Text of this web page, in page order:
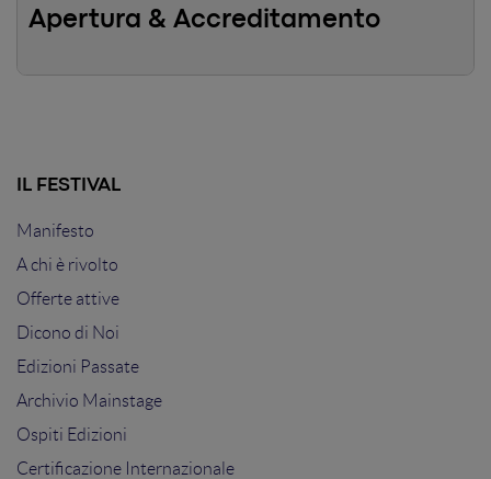
Apertura & Accreditamento
IL FESTIVAL
Manifesto
A chi è rivolto
Offerte attive
Dicono di Noi
Edizioni Passate
Archivio Mainstage
Ospiti Edizioni
Certificazione Internazionale